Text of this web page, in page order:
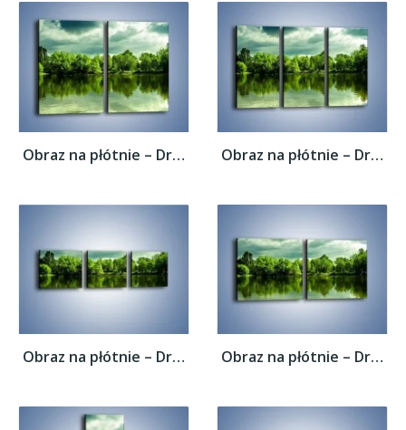
Obraz na płótnie – Drzewa w wodnym odbiciu... Obraz na płótnie – Drzewa w wodnym odbiciu...
Obraz na płótnie – Drzewa w wodnym odbiciu... Obraz na płótnie – Drzewa w wodnym odbiciu...